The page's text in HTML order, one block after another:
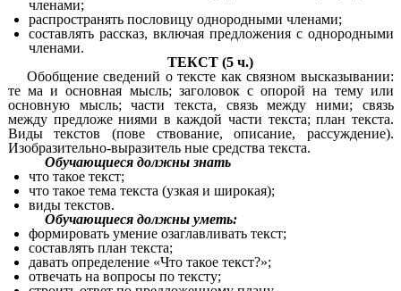
членами;
распространять пословицу однородными членами;
составлять рассказ, включая предложения с однородными
членами.
ТЕКСТ (5 ч.)
Обобщение сведений о тексте как связном высказывании:
те ма и основная мысль; заголовок с опорой на тему или
основную мысль; части текста, связь между ними; связь
между предложе ниями в каждой части текста; план текста.
Виды текстов (пове ствование, описание, рассуждение).
Изобразительно-выразитель ные средства текста.
Обучающиеся должны знать
что такое текст;
что такое тема текста (узкая и широкая);
виды текстов.
Обучающиеся должны уметь:
формировать умение озаглавливать текст;
составлять план текста;
давать определение «Что такое текст?»;
отвечать на вопросы по тексту;